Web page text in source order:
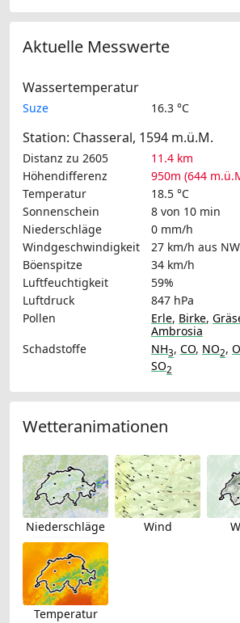
Aktuelle Messwerte
Wassertemperatur
Suze 16.3 °C
Station: Chasseral, 1594 m.ü.M.
Distanz zu 2605
11.4 km
Höhendifferenz
950m (644
Temperatur
18.5 °C
Sonnenschein
8 von 10 min
Niederschläge
0 mm/h
Windgeschwindigkeit
27 km/h aus NW
Böenspitze
34 km/h
Luftfeuchtigkeit
59%
Luftdruck
847 hPa
Pollen
Erle, Birke,
Ambrosia
Schadstoffe
NH3, CO, NO2,
SO2
Wetteranimationen
Niederschläge Wind
Temperatur